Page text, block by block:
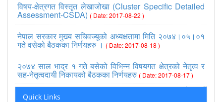
विषय-क्षेत्रगत विस्तृत लेखाजोखा (Cluster Specific Detailed
Assessment-CSDA) ( Date: 2017-08-22 )
नेपाल सरकार मुख्य सचिवज्यूको अध्यक्षतामा मिति २०७४।०५।०१
गते वसेको बैठकका निर्णयहरु । ( Date: 2017-08-18 )
२०७४ साल भाद्र १ गते बसेको विभिन्न विषयगत क्षेत्रको नेतृत्व र
सह-नेतृत्वदायी निकायको बैठकका निर्णयहरु ( Date: 2017-08-17 )
>>view all
Quick Links